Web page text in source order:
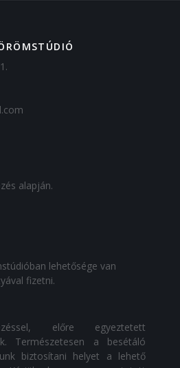
alapján.
lehetősége van
fizetni.
előre egyeztetett
Természetesen a besétáló
biztosítani helyet a lehető